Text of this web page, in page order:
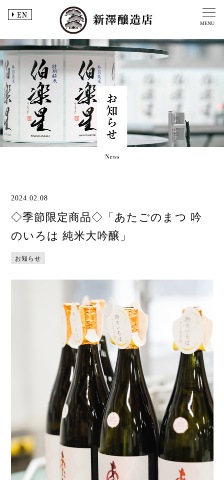
MENU
EN
お知らせ
2024.02.08
◇季節限定商品◇「あたごのまつ 吟
のいろは 純米大吟醸」
お知らせ